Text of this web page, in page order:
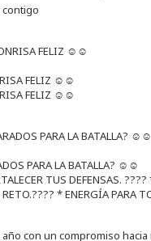
FELIZ ☺️☺️
FELIZ ☺️☺️
PARA LA BATALLA? ☺️☺️
TUS DEFENSAS.
* ENERGÍA PARA